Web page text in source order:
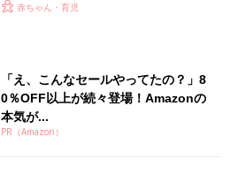
ひよ」
赤ちゃん・育児
「え、こんなセールやってたの？」8
0％OFF以上が続々登場！Amazonの
本気が...
PR（Amazon）